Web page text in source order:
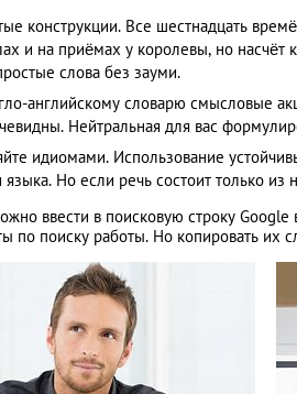
конструкции. Все шестнадцать
и на приёмах у королевы, но насчёт
слова без зауми.
английскому словарю смысловые
Нейтральная для вас
идиомами. Использование
языка. Но если речь состоит только
ввести в поисковую строку
по поиску работы. Но копировать их